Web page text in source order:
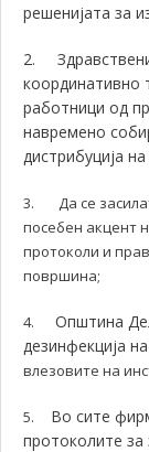
решенијата за
2.
координативно
работници од
навремено
дистрибуција
3.
Да се
посебен акцент
протоколи и
површина;
4.
Општина
дезинфекција на
влезовите на
5. Во сите
протоколите